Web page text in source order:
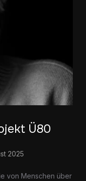
Ü80
2025
von Menschen über